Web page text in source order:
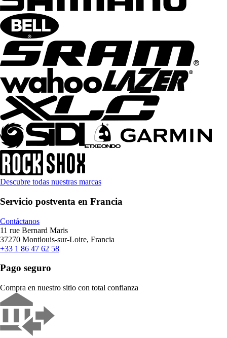
Descubre todas nuestras marcas
Servicio postventa en Francia
Contáctanos
11 rue Bernard Maris
37270 Montlouis-sur-Loire, Francia
+33 1 86 47 62 58
Pago seguro
Compra en nuestro sitio con total confianza